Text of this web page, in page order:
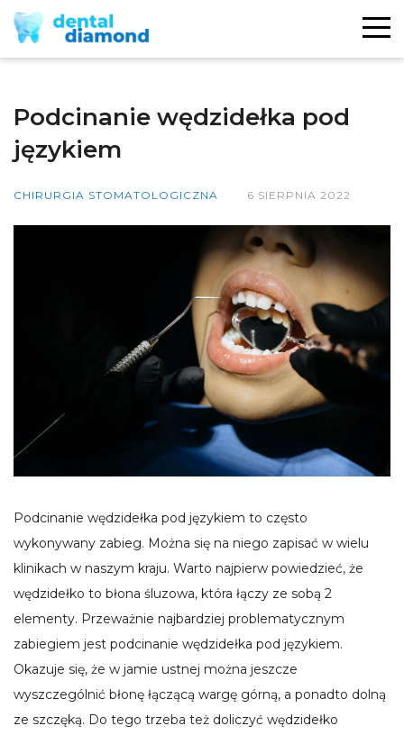
Podcinanie wędzidełka pod
językiem
CHIRURGIA STOMATOLOGICZNA 6 SIERPNIA 2022
Podcinanie wędzidełka pod językiem to często
wykonywany zabieg. Można się na niego zapisać w wielu
klinikach w naszym kraju. Warto najpierw powiedzieć, że
wędzidełko to błona śluzowa, która łączy ze sobą 2
elementy. Przeważnie najbardziej problematycznym
zabiegiem jest podcinanie wędzidełka pod językiem.
Okazuje się, że w jamie ustnej można jeszcze
wyszczególnić błonę łączącą wargę górną, a ponadto dolną
ze szczęką. Do tego trzeba też doliczyć wędzidełko